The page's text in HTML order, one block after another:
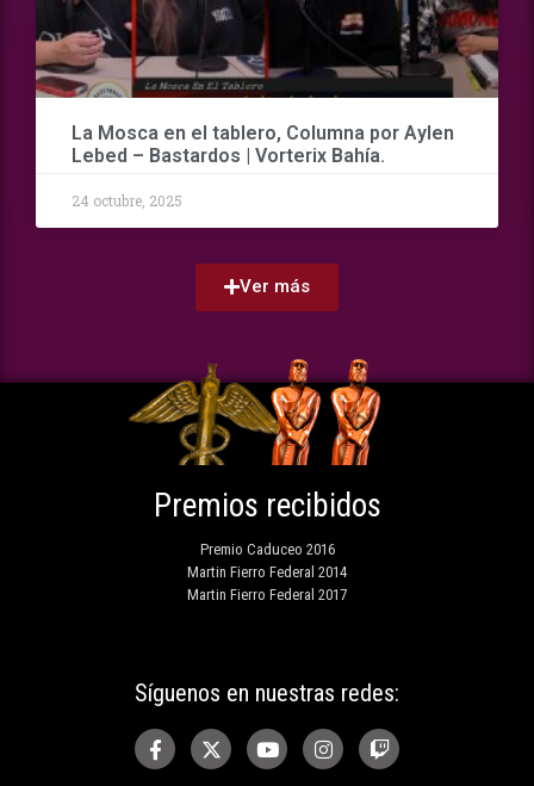
La Mosca en el tablero, Columna por Aylen
Lebed – Bastardos | Vorterix Bahía.
24 octubre, 2025
Ver más
Síguenos en nuestras redes:
Premios recibidos
Premio Caduceo 2016
Martin Fierro Federal 2014
Martin Fierro Federal 2017